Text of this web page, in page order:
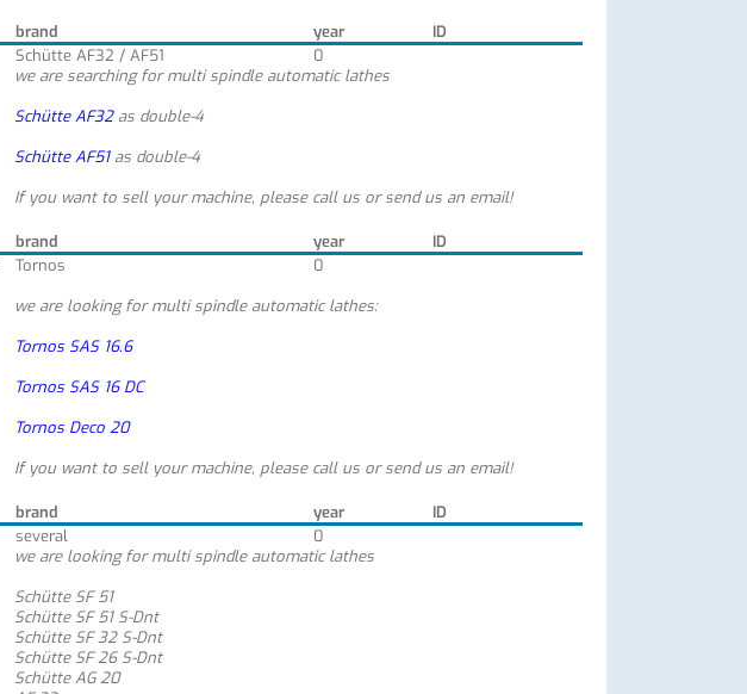
brand year
ID
Schütte AF32 / AF51
0
we are searching for multi spindle automatic lathes
Schütte AF32as double-4
Schütte AF51as double-4
If you want to sell your machine, please call us or send us an email!
brand year
ID
Tornos
0
we are looking for multi spindle automatic lathes:
Tornos SAS 16.6
Tornos SAS 16 DC
Tornos Deco 20
If you want to sell your machine, please call us or send us an email!
brand year
ID
several
0
we are looking for multi spindle automatic lathes
Schütte SF 51
Schütte SF 51 S-Dnt
Schütte SF 32 S-Dnt
Schütte SF 26 S-Dnt
Schütte AG 20